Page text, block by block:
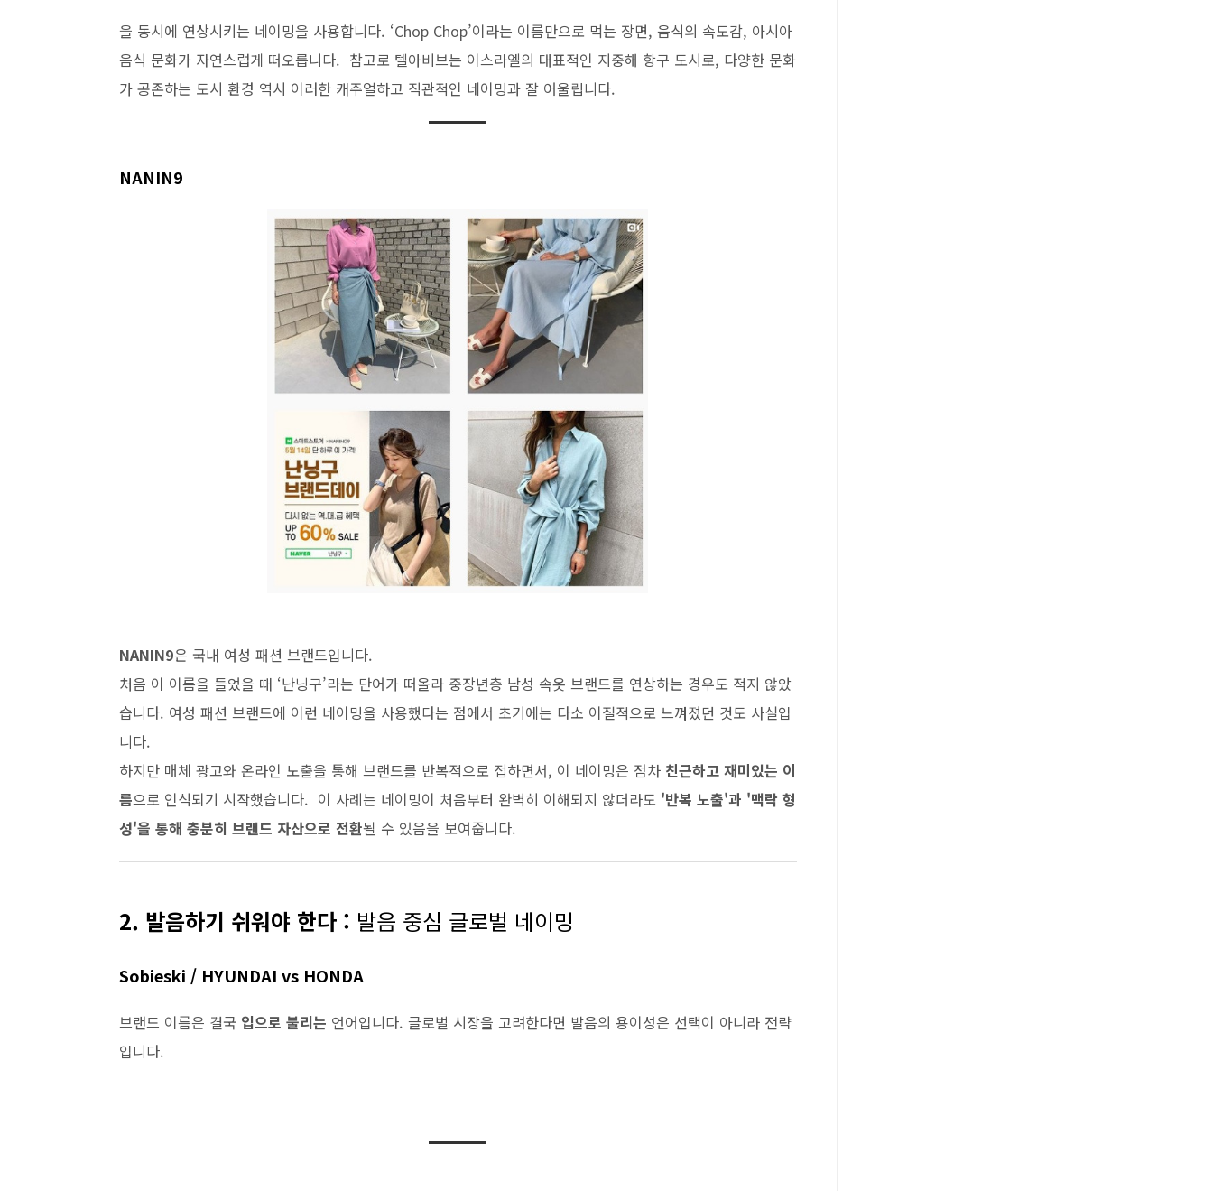
을 동시에 연상시키는 네이밍을 사용합니다. ‘Chop Chop’이라는 이름만으로 먹는 장면, 음식의 속도감, 아시아
음식 문화가 자연스럽게 떠오릅니다. 참고로 텔아비브는 이스라엘의 대표적인 지중해 항구 도시로, 다양한 문화
가 공존하는 도시 환경 역시 이러한 캐주얼하고 직관적인 네이밍과 잘 어울립니다.
NANIN9
NANIN9은 국내 여성 패션 브랜드입니다.
처음 이 이름을 들었을 때 ‘난닝구’라는 단어가 떠올라 중장년층 남성 속옷 브랜드를 연상하는 경우도 적지 않았
습니다. 여성 패션 브랜드에 이런 네이밍을 사용했다는 점에서 초기에는 다소 이질적으로 느껴졌던 것도 사실입
니다.
하지만 매체 광고와 온라인 노출을 통해 브랜드를 반복적으로 접하면서, 이 네이밍은 점차 친근하고 재미있는 이
름으로 인식되기 시작했습니다. 이 사례는 네이밍이 처음부터 완벽히 이해되지 않더라도 '반복 노출'과 '맥락 형
성'을 통해 충분히 브랜드 자산으로 전환될 수 있음을 보여줍니다.
2. 발음하기 쉬워야 한다 : 발음 중심 글로벌 네이밍
Sobieski / HYUNDAI vs HONDA
브랜드 이름은 결국 입으로 불리는 언어입니다. 글로벌 시장을 고려한다면 발음의 용이성은 선택이 아니라 전략
입니다.